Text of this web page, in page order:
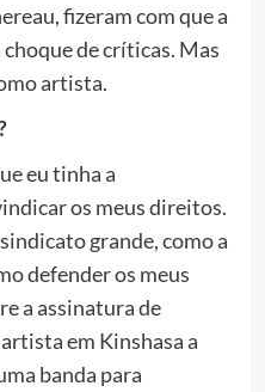
fizeram com que a
de críticas. Mas
artista.
eu tinha a
os meus direitos.
grande, como a
defender os meus
a assinatura de
em Kinshasa a
banda para